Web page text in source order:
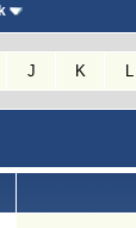
J K L